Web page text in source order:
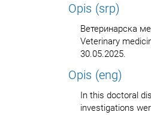
Opis (srp)
Ветеринарска
Veterinary
30.05.2025.
Opis (eng)
In this doctoral
investigations